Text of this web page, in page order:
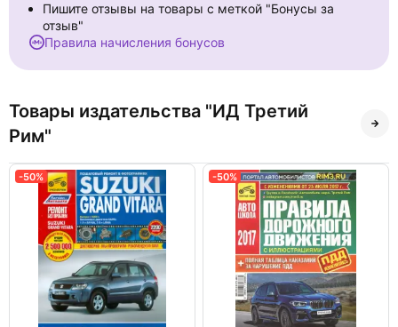
Пишите отзывы на товары с меткой "Бонусы за
отзыв"
Правила начисления бонусов
Товары издательства "ИД Третий
Рим"
-50% -50%